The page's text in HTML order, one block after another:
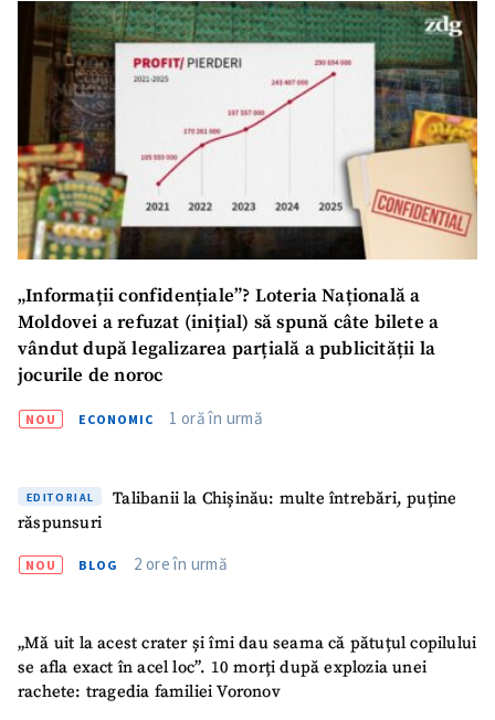
„Informații confidențiale”? Loteria Națională a
Moldovei a refuzat (inițial) să spună câte bilete a
vândut după legalizarea parțială a publicității la
jocurile de noroc
NOU ECONOMIC 1 oră în urmă
EDITORIAL
Talibanii la Chișinău: multe întrebări, puține
răspunsuri
NOU BLOG 2 ore în urmă
„Mă uit la acest crater și îmi dau seama că pătuțul copilului
se afla exact în acel loc”. 10 morți după explozia unei
rachete: tragedia familiei Voronov
acord cupolitica de
confidențialitate.
TRIMITE ȘTIREA